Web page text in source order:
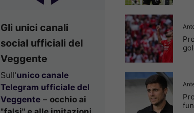
Gli unici canali
social ufficiali del
Veggente
Sull'unico canale
Telegram ufficiale del
Veggente –occhio ai